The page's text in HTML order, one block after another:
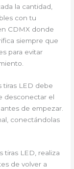
la cantidad,
con tu
CDMX donde
siempre que
para evitar
tiras LED debe
desconectar el
de empezar.
conectándolas
tiras LED, realiza
de volver a